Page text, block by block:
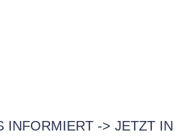
INFORMIERT -> JETZT IN